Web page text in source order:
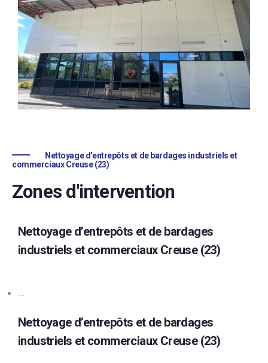
Nettoyage d'entrepôts et de bardages industriels et
commerciaux Creuse (23)
Zones d'intervention
Nettoyage d’entrepôts et de bardages
industriels et commerciaux Creuse (23)
…
Nettoyage d’entrepôts et de bardages
industriels et commerciaux Creuse (23)